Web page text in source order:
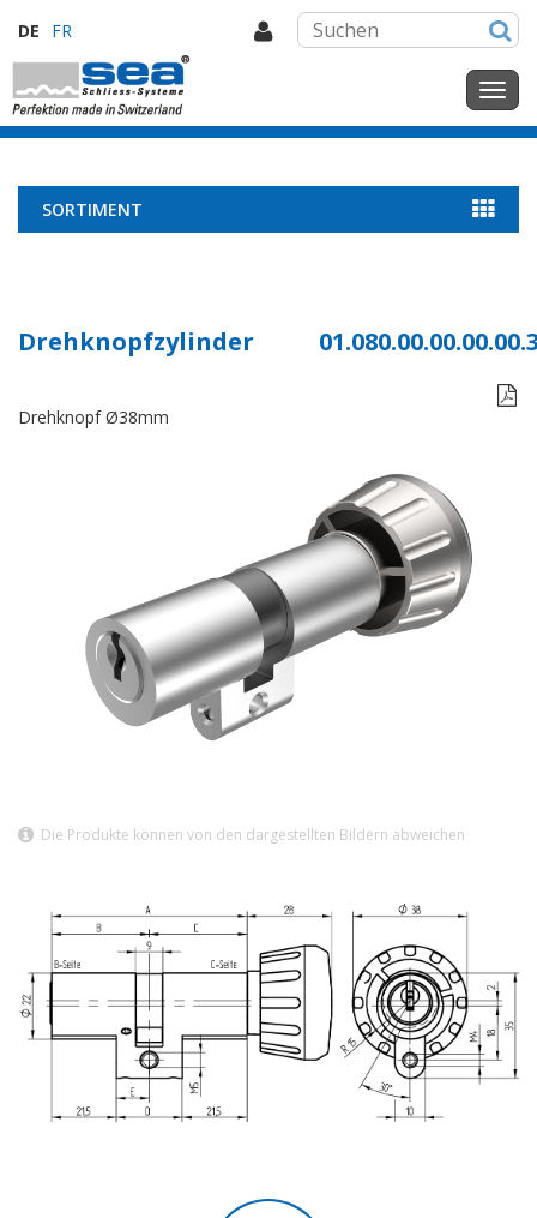
DE FR
SORTIMENT
Drehknopfzylinder

Drehknopf Ø38mm
Die Produkte können von den dargestellten Bildern abweichen